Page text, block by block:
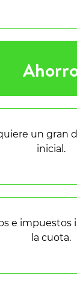
un gran
inicial.
e impuestos
la cuota.